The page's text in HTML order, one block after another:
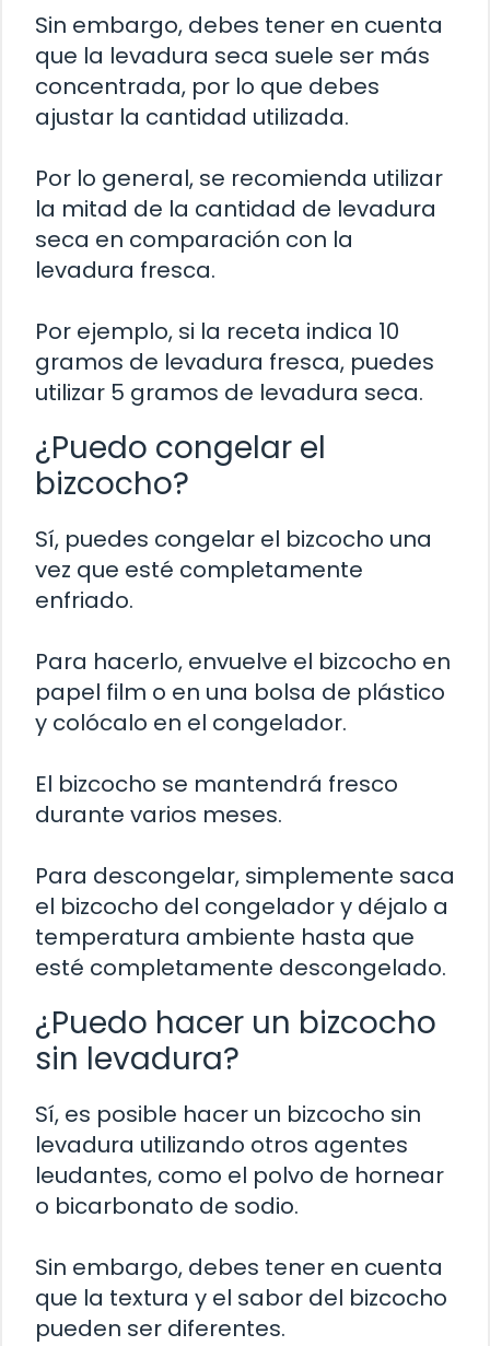
Sin embargo, debes tener en cuenta
que la levadura seca suele ser más
concentrada, por lo que debes
ajustar la cantidad utilizada.
Por lo general, se recomienda utilizar
la mitad de la cantidad de levadura
seca en comparación con la
levadura fresca.
Por ejemplo, si la receta indica 10
gramos de levadura fresca, puedes
utilizar 5 gramos de levadura seca.
¿Puedo congelar el
bizcocho?
Sí, puedes congelar el bizcocho una
vez que esté completamente
enfriado.
Para hacerlo, envuelve el bizcocho en
papel film o en una bolsa de plástico
y colócalo en el congelador.
El bizcocho se mantendrá fresco
durante varios meses.
Para descongelar, simplemente saca
el bizcocho del congelador y déjalo a
temperatura ambiente hasta que
esté completamente descongelado.
¿Puedo hacer un bizcocho
sin levadura?
Sí, es posible hacer un bizcocho sin
levadura utilizando otros agentes
leudantes, como el polvo de hornear
o bicarbonato de sodio.
Sin embargo, debes tener en cuenta
que la textura y el sabor del bizcocho
pueden ser diferentes.